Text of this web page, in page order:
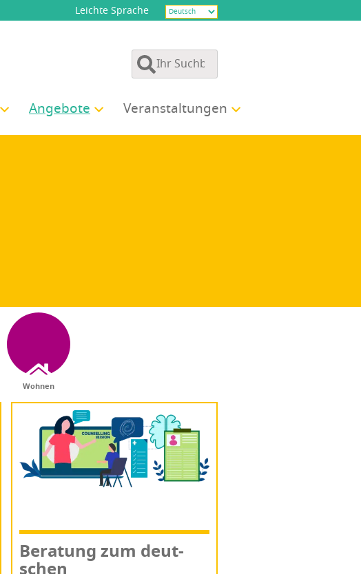
Leichte Sprache
Ange­bo­te Ver­an­stal­tun­gen
Wohnen
Bera­tung zum deut­